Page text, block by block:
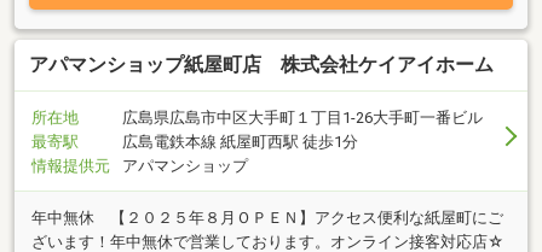
アパマンショップ紙屋町店 株式会社ケイアイホーム
所在地
広島県広島市中区大手町１丁目1-26大手町一番ビル
最寄駅
広島電鉄本線 紙屋町西駅 徒歩1分
情報提供元
アパマンショップ
年中無休 【２０２５年８月ＯＰＥＮ】アクセス便利な紙屋町にご
ざいます！年中無休で営業しております。オンライン接客対応店☆